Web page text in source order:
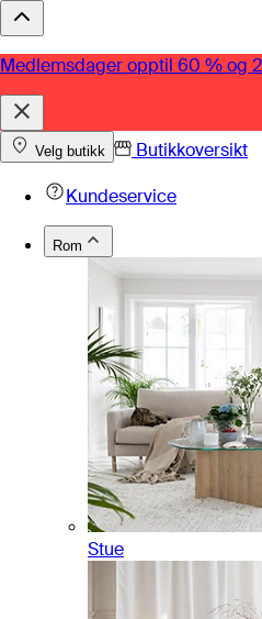
Medlemsdager opptil 60 % og
Velg butikk
Butikkoversikt
Kundeservice
Rom
Stue